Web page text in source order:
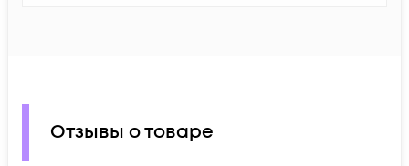
Отзывы о товаре